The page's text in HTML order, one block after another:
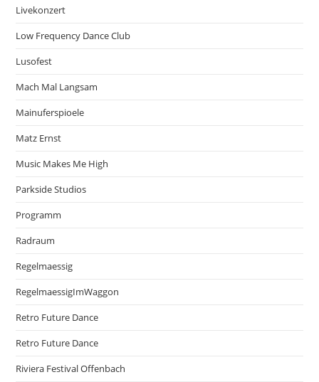
Livekonzert
Low Frequency Dance Club
Lusofest
Mach Mal Langsam
Mainuferspioele
Matz Ernst
Music Makes Me High
Parkside Studios
Programm
Radraum
Regelmaessig
RegelmaessigImWaggon
Retro Future Dance
Retro Future Dance
Riviera Festival Offenbach